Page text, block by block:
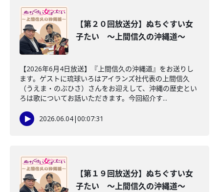
【第２０回放送分】ぬちぐすい女
子たい ～上間信久の沖縄道～
【2026年6月4日放送】『上間信久の沖縄道』をお送りし
ます。ゲストに琉球いろはアイランズ社代表の上間信久
（うえま・のぶひさ）さんをお迎えして、沖縄の歴史とい
ろは歌についてお話いただきます。今回紹介す...
2026.06.04|00:07:31
【第１９回放送分】ぬちぐすい女
子たい ～上間信久の沖縄道～